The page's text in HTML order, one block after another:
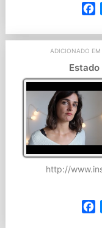
ADICIONADO
http://